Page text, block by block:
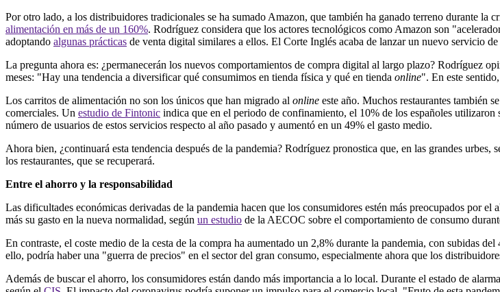
Por otro lado, a los distribuidores tradicionales se ha sumado Amazon, que también ha ganado terreno durante
alimentación en más de un 160%. Rodríguez considera que los actores tecnológicos como Amazon son
adoptando algunas prácticas de venta digital similares a ellos. El Corte Inglés acaba de lanzar un nuevo servicio
La pregunta ahora es: ¿permanecerán los nuevos comportamientos de compra digital al largo plazo? Rodríguez
meses: "Hay una tendencia a diversificar qué consumimos en tienda física y qué en tienda online". En este
Los carritos de alimentación no son los únicos que han migrado al online este año. Muchos restaurantes también
comerciales. Un estudio de Fintonic indica que en el periodo de confinamiento, el 10% de los españoles utilizaron
número de usuarios de estos servicios respecto al año pasado y aumentó en un 49% el gasto medio.
Ahora bien, ¿continuará esta tendencia después de la pandemia? Rodríguez pronostica que, en las grandes
los restaurantes, que se recuperará.
Entre el ahorro y la responsabilidad
Las dificultades económicas derivadas de la pandemia hacen que los consumidores estén más preocupados por
más su gasto en la nueva normalidad, según un estudio de la AECOC sobre el comportamiento de consumo
En contraste, el coste medio de la cesta de la compra ha aumentado un 2,8% durante la pandemia, con subidas
ello, podría haber una "guerra de precios" en el sector del gran consumo, especialmente ahora que los
Además de buscar el ahorro, los consumidores están dando más importancia a lo local. Durante el estado de